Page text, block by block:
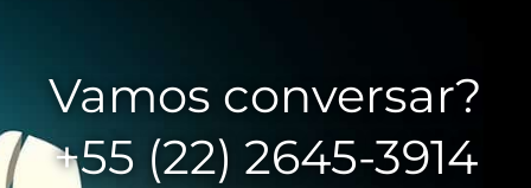
Vamos conversar?
+55 (22) 2645-3914